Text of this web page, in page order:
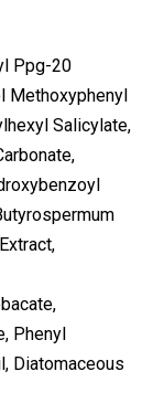
Ppg-20
Methoxyphenyl
Salicylate,
Phenyl
Diatomaceous